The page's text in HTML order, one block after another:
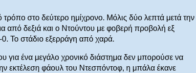
στο δεύτερο ημίχρονο. Μόλις δύο λεπτά μετά την
από δεξιά και ο Ντούντου με φοβερή προβολή εξ
0. Το στάδιο εξερράγη από χαρά.
ένα μεγάλο χρονικό διάστημα δεν μπορούσε να
εκτέλεση φάουλ του Ντεσπόντοφ, η μπάλα έκανε